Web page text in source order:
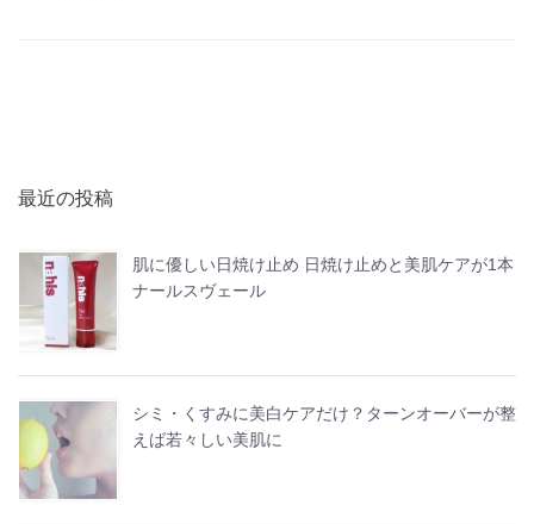
最近の投稿
肌に優しい日焼け止め 日焼け止めと美肌ケアが1本
ナールスヴェール
シミ・くすみに美白ケアだけ？ターンオーバーが整
えば若々しい美肌に